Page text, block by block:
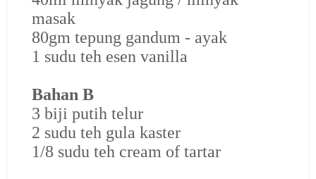
masak
80gm tepung gandum - ayak
1 sudu teh esen vanilla
Bahan B
3 biji putih telur
2 sudu teh gula kaster
1/8 sudu teh cream of tartar